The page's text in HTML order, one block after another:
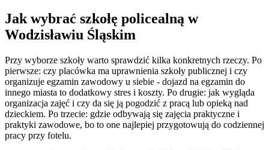
Jak wybrać szkołę policealną w
Wodzisławiu Śląskim
Przy wyborze szkoły warto sprawdzić kilka konkretnych rzeczy. Po
pierwsze: czy placówka ma uprawnienia szkoły publicznej i czy
organizuje egzamin zawodowy u siebie - dojazd na egzamin do
innego miasta to dodatkowy stres i koszty. Po drugie: jak wygląda
organizacja zajęć i czy da się ją pogodzić z pracą lub opieką nad
dzieckiem. Po trzecie: gdzie odbywają się zajęcia praktyczne i
praktyki zawodowe, bo to one najlepiej przygotowują do codziennej
pracy przy fotelu.